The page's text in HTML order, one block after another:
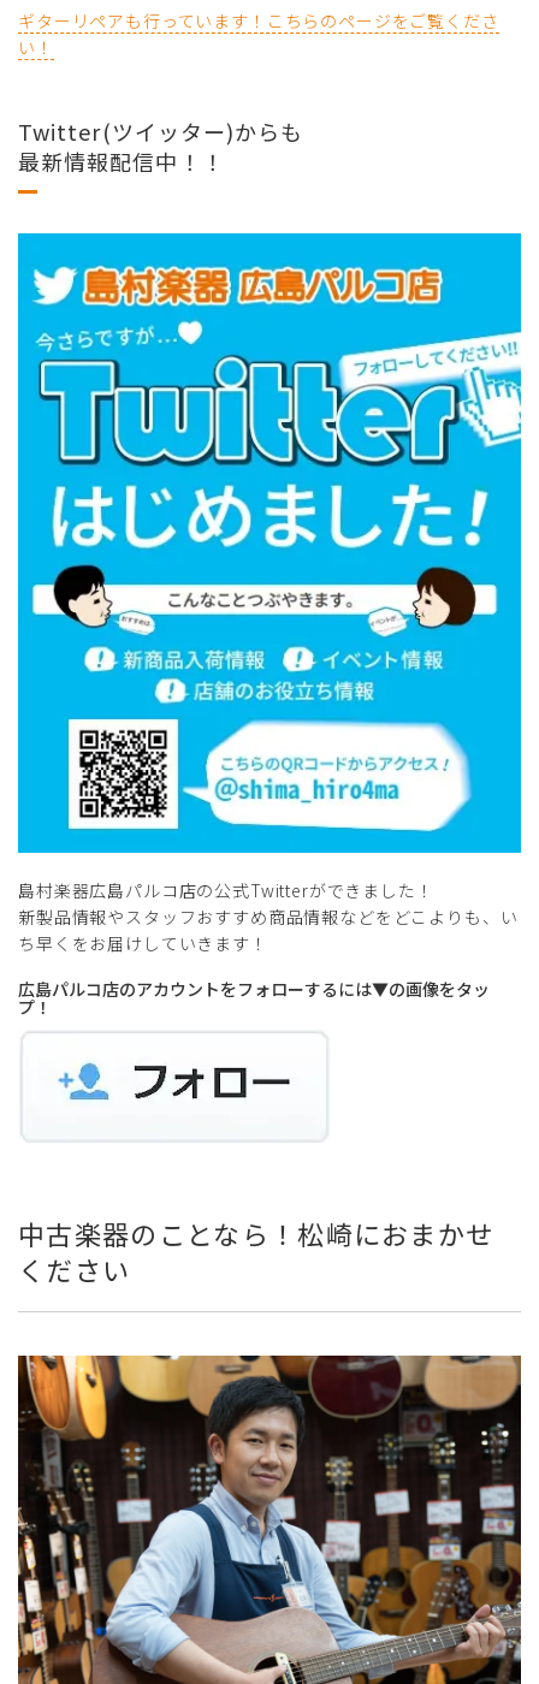
ギターリペアも行っています！こちらのページをご覧くださ
い！
Twitter(ツイッター)からも
最新情報配信中！！
島村楽器広島パルコ店の公式Twitterができました！
新製品情報やスタッフおすすめ商品情報などをどこよりも、い
ち早くをお届けしていきます！
広島パルコ店のアカウントをフォローするには▼の画像をタッ
プ！
中古楽器のことなら！松崎におまかせ
ください